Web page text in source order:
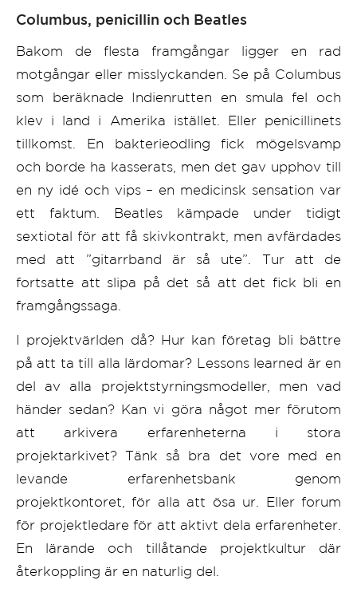
Columbus, penicillin och Beatles
Bakom de flesta framgångar ligger en rad
motgångar eller misslyckanden. Se på Columbus
som beräknade Indienrutten en smula fel och
klev i land i Amerika istället. Eller penicillinets
tillkomst. En bakterieodling fick mögelsvamp
och borde ha kasserats, men det gav upphov till
en ny idé och vips – en medicinsk sensation var
ett faktum. Beatles kämpade under tidigt
sextiotal för att få skivkontrakt, men avfärdades
med att ”gitarrband är så ute”. Tur att de
fortsatte att slipa på det så att det fick bli en
framgångssaga.
I projektvärlden då? Hur kan företag bli bättre
på att ta till alla lärdomar? Lessons learned är en
del av alla projektstyrningsmodeller, men vad
händer sedan? Kan vi göra något mer förutom
att arkivera erfarenheterna i stora
projektarkivet? Tänk så bra det vore med en
levande erfarenhetsbank genom
projektkontoret, för alla att ösa ur. Eller forum
för projektledare för att aktivt dela erfarenheter.
En lärande och tillåtande projektkultur där
återkoppling är en naturlig del.